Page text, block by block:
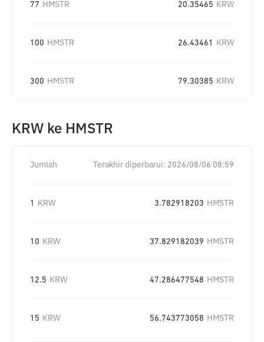
77 HMSTR 20.35465 KRW
100 HMSTR 26.43461 KRW
300 HMSTR 79.30385 KRW
KRW ke HMSTR
Jumlah Terakhir diperbarui: 2026/08/06 08:59
1 KRW 3.782918203 HMSTR
10 KRW 37.829182039 HMSTR
12.5 KRW 47.286477548 HMSTR
15 KRW 56.743773058 HMSTR